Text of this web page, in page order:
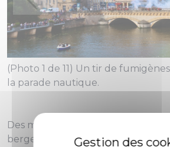
(Photo 1 de 11) Un tir de
la parade nautique.
Des milliers de spectateurs se
berges, sur les ponts, dimanche